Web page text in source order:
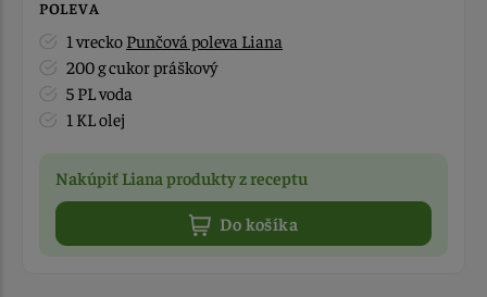
POLEVA
1 vrecko Punčová poleva Liana
200 g cukor práškový
5 PL voda
1 KL olej
Nakúpiť Liana produkty z receptu
Do košíka